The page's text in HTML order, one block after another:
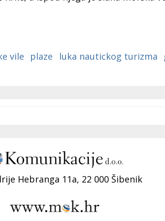
vile plaze luka nautickog turizma
Hebranga 11a, 22 000 Šibenik